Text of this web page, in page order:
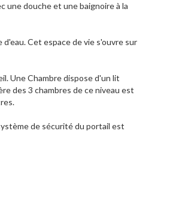
une douche et une baignoire à la
Cet espace de vie s'ouvre sur
Une Chambre dispose d'un lit
des 3 chambres de ce niveau est
de sécurité du portail est